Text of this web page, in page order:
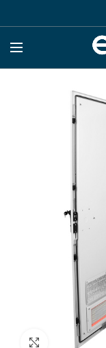
Click to